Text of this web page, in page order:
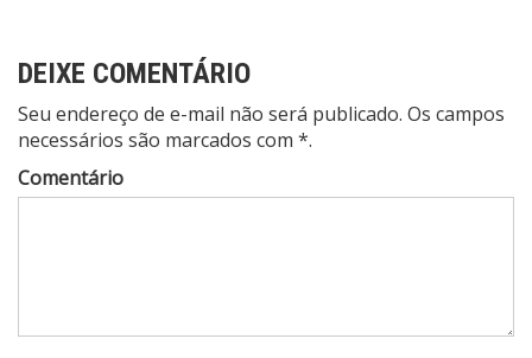
DEIXE COMENTÁRIO
Seu endereço de e-mail não será publicado. Os campos
necessários são marcados com *.
Comentário